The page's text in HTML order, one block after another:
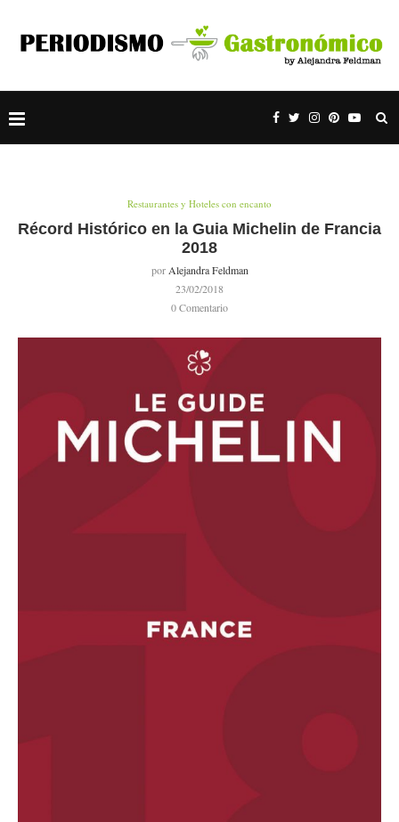
Restaurantes y Hoteles con encanto
Récord Histórico en la Guia Michelin de Francia
2018
por Alejandra Feldman
23/02/2018
0 Comentario